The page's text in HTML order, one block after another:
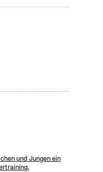
und Jungen ein